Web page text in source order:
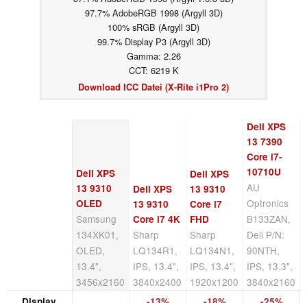
97.7% AdobeRGB 1998 (Argyll 3D)
100% sRGB (Argyll 3D)
99.7% Display P3 (Argyll 3D)
Gamma: 2.26
CCT: 6219 K
Download ICC Datei (X-Rite i1Pro 2)
Dell XPS
13 9310
OLED
Samsung
134XK01,
OLED,
13.4",
3456x2160
Dell XPS
13 9310
Core i7 4K
Sharp
LQ134R1,
IPS, 13.4",
3840x2400
Dell XPS
13 9310
Core i7
FHD
Sharp
LQ134N1,
IPS, 13.4",
1920x1200
Dell XPS
13 7390
Core i7-
10710U
AU
Optronics
B133ZAN,
Dell P/N:
90NTH,
IPS, 13.3",
3840x2160